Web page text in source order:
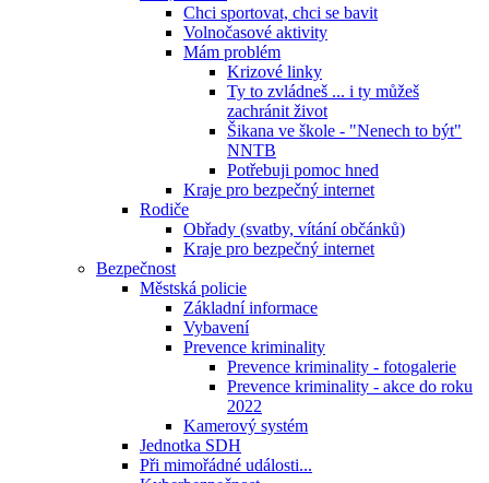
Chci sportovat, chci se bavit
Volnočasové aktivity
Mám problém
Krizové linky
Ty to zvládneš ... i ty můžeš
zachránit život
Šikana ve škole - "Nenech to být"
NNTB
Potřebuji pomoc hned
Kraje pro bezpečný internet
Rodiče
Obřady (svatby, vítání občánků)
Kraje pro bezpečný internet
Bezpečnost
Městská policie
Základní informace
Vybavení
Prevence kriminality
Prevence kriminality - fotogalerie
Prevence kriminality - akce do roku
2022
Kamerový systém
Jednotka SDH
Při mimořádné události...